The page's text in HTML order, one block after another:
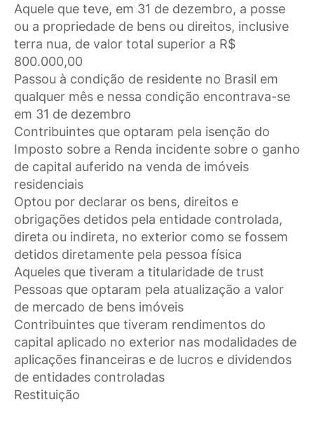
Aquele que teve, em 31 de dezembro, a posse
ou a propriedade de bens ou direitos, inclusive
terra nua, de valor total superior a R$
800.000,00
Passou à condição de residente no Brasil em
qualquer mês e nessa condição encontrava-se
em 31 de dezembro
Contribuintes que optaram pela isenção do
Imposto sobre a Renda incidente sobre o ganho
de capital auferido na venda de imóveis
residenciais
Optou por declarar os bens, direitos e
obrigações detidos pela entidade controlada,
direta ou indireta, no exterior como se fossem
detidos diretamente pela pessoa física
Aqueles que tiveram a titularidade de trust
Pessoas que optaram pela atualização a valor
de mercado de bens imóveis
Contribuintes que tiveram rendimentos do
capital aplicado no exterior nas modalidades de
aplicações financeiras e de lucros e dividendos
de entidades controladas
Restituição